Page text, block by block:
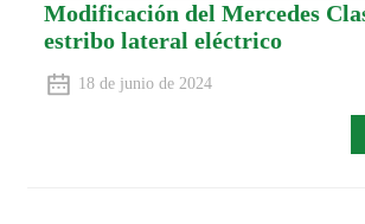
Modificación del Mercedes
estribo lateral eléctrico
18 de junio de 2024